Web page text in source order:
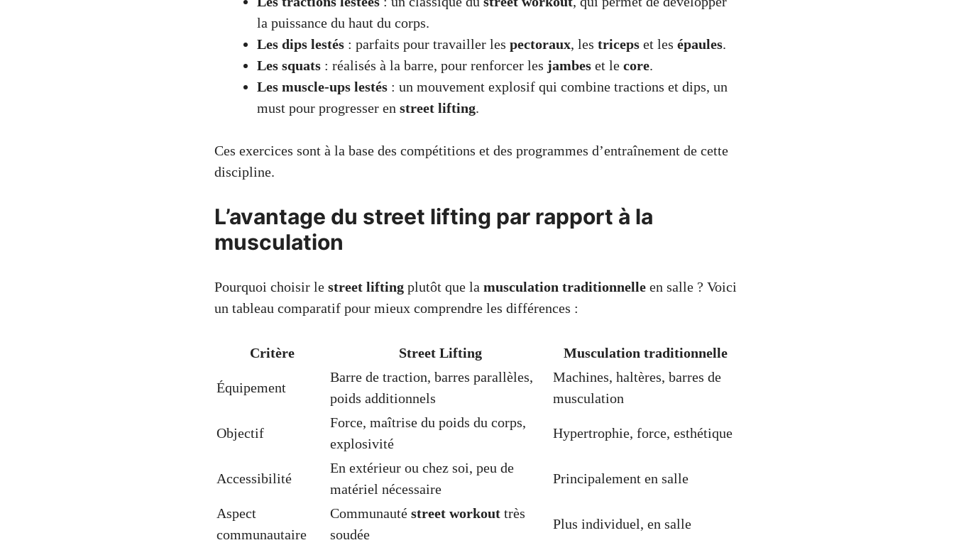
la puissance du haut du corps.
Les dips lestés : parfaits pour travailler les pectoraux, les triceps et les épaules.
Les squats : réalisés à la barre, pour renforcer les jambes et le core.
Les muscle-ups lestés : un mouvement explosif qui combine tractions et dips, un
must pour progresser en street lifting.
Ces exercices sont à la base des compétitions et des programmes d’entraînement de cette
discipline.
L’avantage du street lifting par rapport à la
musculation
Pourquoi choisir le street lifting plutôt que la musculation traditionnelle en salle ? Voici
un tableau comparatif pour mieux comprendre les différences :
Critère Street Lifting Musculation traditionnelle
Équipement
Barre de traction, barres parallèles,
poids additionnels
Machines, haltères, barres de
musculation
Objectif
Force, maîtrise du poids du corps,
explosivité
Hypertrophie, force, esthétique
Accessibilité
En extérieur ou chez soi, peu de
matériel nécessaire
Principalement en salle
Aspect
communautaire
Communauté street workout très
soudée
Plus individuel, en salle